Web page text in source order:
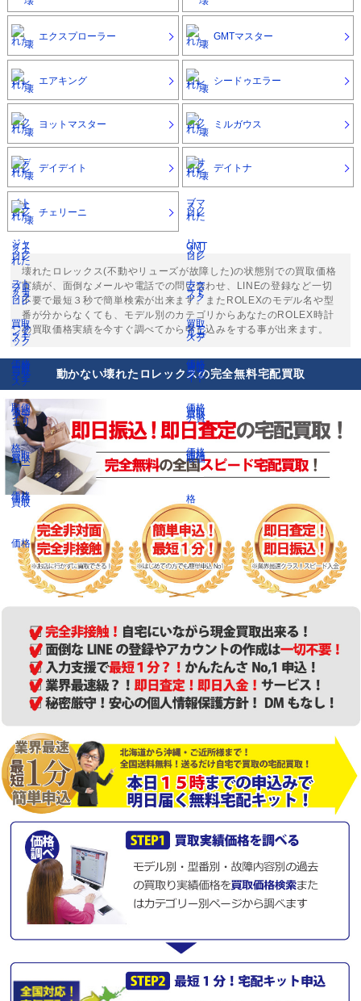
エクスプローラー GMTマスター
エアキング シードゥエラー
ヨットマスター ミルガウス
デイデイト デイトナ
チェリーニ
壊れたロレックス(不動やリューズが故障した)の状態別での買取価格
実績が、面倒なメールや電話での問い合わせ、LINEの登録など一切
不要で最短３秒で簡単検索が出来ます。またROLEXのモデル名や型
番が分からなくても、モデル別のカテゴリからあなたのROLEX時計
の買取価格実績を今すぐ調べてから申し込みをする事が出来ます。
動かない壊れたロレックスの完全無料宅配買取